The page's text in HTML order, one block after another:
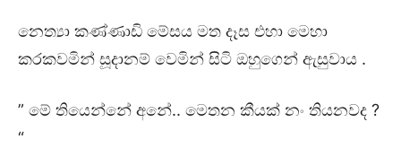
නෙත්‍යා කණ්ණාඩි මේසය මත දෑස එහා මෙහා
කරකවමින් සූදානම් වෙමින් සිටි ඔහුගෙන් ඇසුවාය .
” මේ තියෙන්නේ අනේ.. මෙතන කීයක් නං තියනවද ?
“